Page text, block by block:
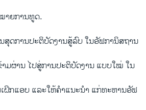
າຍ​ການ​ທູດ.
ສຸດ​ການ​ປະຕິບັດ​ງານ​ສູ້​ລົບ ​ໃນອັຟກາ​ນິສຖານ
ມ​ຜ່ານ ​ໄປ​ສູ່​ການ​ປະຕິບັດ​ງານ ​ແບບ​ໃໝ່ ​ໃນ​
ຝິກ​ແອ​ບ ​ແລະ​ໃຫ້​ຄຳ​ແນະນຳ ​ແກ່ທະຫານ​ອັຟ